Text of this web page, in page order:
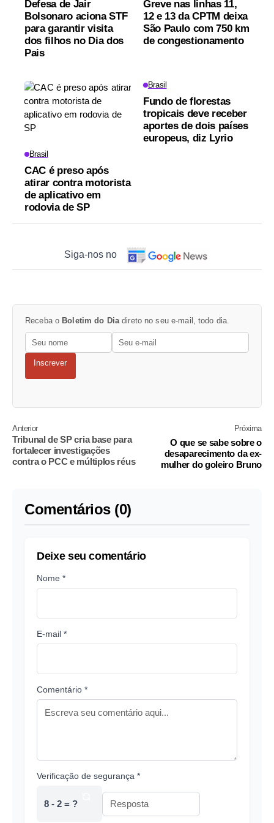
Defesa de Jair
Bolsonaro aciona STF
para garantir visita
dos filhos no Dia dos
Pais
Greve nas linhas 11,
12 e 13 da CPTM deixa
São Paulo com 750 km
de congestionamento
Brasil
CAC é preso após
atirar contra motorista
de aplicativo em
rodovia de SP
Brasil
Fundo de florestas
tropicais deve receber
aportes de dois países
europeus, diz Lyrio
Siga-nos no
Receba o Boletim do Dia direto no seu e-mail, todo dia.
Inscrever
Anterior
Tribunal de SP cria base para
fortalecer investigações
contra o PCC e múltiplos réus
Próxima
O que se sabe sobre o
desaparecimento da ex-
mulher do goleiro Bruno
Comentários (0)
Deixe seu comentário
Nome *
E-mail *
Comentário *
Verificação de segurança *
8 - 2 = ?